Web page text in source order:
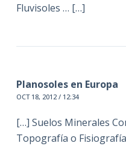
Fluvisoles … […]
Planosoles en Europa
OCT 18, 2012 / 12:34
[…] Suelos Minerales
Topografía o